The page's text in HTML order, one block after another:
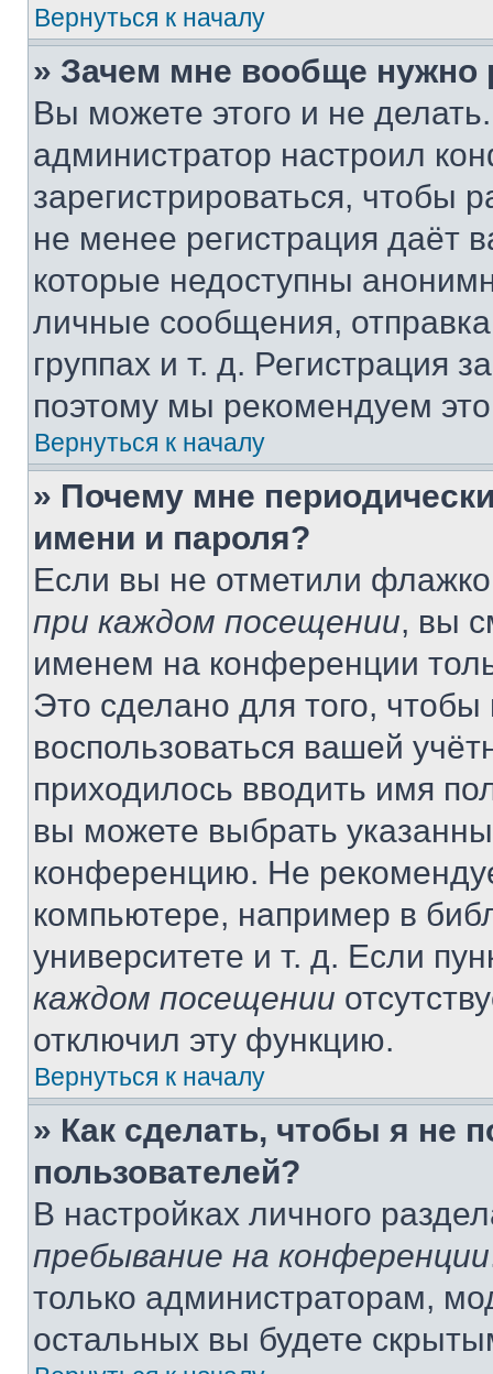
Вернуться к началу
» Зачем мне вообще нужно
Вы можете этого и не
администратор настроил
зарегистрироваться, чтобы
не менее регистрация даёт
которые недоступны
личные сообщения,
группах и т. д. Регистрация
поэтому мы рекомендуем
Вернуться к началу
» Почему мне
имени и пароля?
Если вы не отметили
при каждом посещении, вы
именем на конференции
Это сделано для того, чтобы
воспользоваться вашей
приходилось вводить имя
вы можете выбрать
конференцию. Не
компьютере, например в
университете и т. д. Если
каждом посещении
отключил эту функцию.
Вернуться к началу
» Как сделать, чтобы я не
пользователей?
В настройках личного
пребывание на конференции
только администраторам,
остальных вы будете